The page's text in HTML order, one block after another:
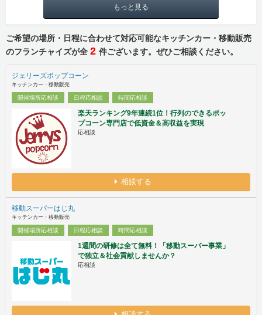
もっと見る
ご希望の場所・日程に合わせて対応可能なキッチンカー・移動販売
のフランチャイズが全 2 件ございます。ぜひご相談ください。
ジェリーズポップコーン
キッチンカー・移動販売
開催場所応相談 日程応相談 時間応相談
楽天ランキング9年連続1位！行列のできるポッ
プコーン専門店で低資金＆高収益を実現
応相談
相談する
移動スーパーはじ丸
キッチンカー・移動販売
開催場所応相談 日程応相談 時間応相談
1週間の研修は全て無料！「移動スーパー事業」
で独立＆社会貢献しませんか？
応相談